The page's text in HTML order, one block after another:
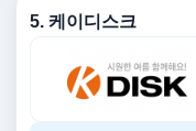
5. 케이디스크